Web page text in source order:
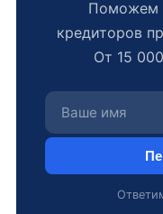
Поможем
кредиторов
От 15